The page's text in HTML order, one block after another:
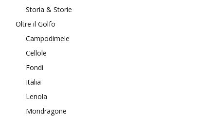
Storia & Storie
Oltre il Golfo
Campodimele
Cellole
Fondi
Italia
Lenola
Mondragone